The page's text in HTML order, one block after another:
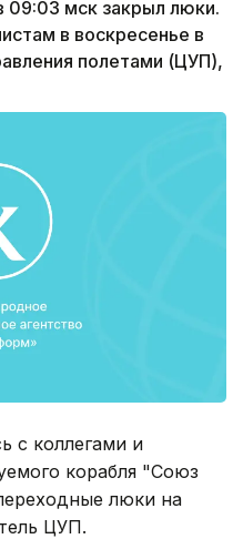
мск закрыл люки.
в воскресенье в
полетами (ЦУП),
с коллегами и
корабля "Союз
люки на
ЦУП.